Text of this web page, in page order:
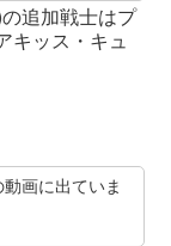
追加戦士はプ
キッス・キュ
画に出ていま